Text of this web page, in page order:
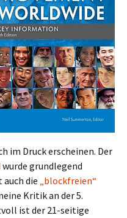
im Druck erscheinen. Der
wurde grundlegend
die „blockfreien“
Kritik an der 5.
ist der 21-seitige